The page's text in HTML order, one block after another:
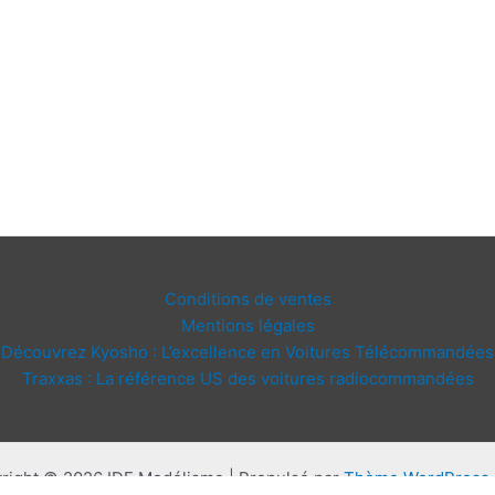
Conditions de ventes
Mentions légales
Découvrez Kyosho : L’excellence en Voitures Télécommandées
Traxxas : La référence US des voitures radiocommandées
© 2026 IDF Modélisme | Propulsé par Thème WordPress